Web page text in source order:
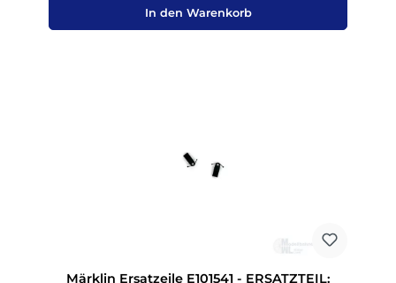
In den Warenkorb
Märklin Ersatzeile E101541 - ERSATZTEIL: